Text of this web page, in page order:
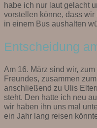
habe ich nur laut gelacht
vorstellen könne, dass
in einem Bus aushalten
Entscheidung
Am 16. März sind wir,
Freundes, zusammen
anschließend zu Ulis
steht. Den hatte ich neu
wir haben ihn uns mal
ein Jahr lang reisen